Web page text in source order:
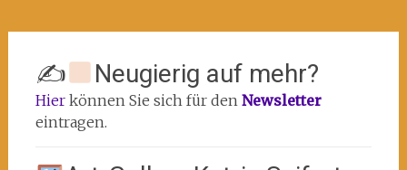
✍ Neugierig auf mehr?
Hierkönnen Sie sich für den Newsletter
eintragen.